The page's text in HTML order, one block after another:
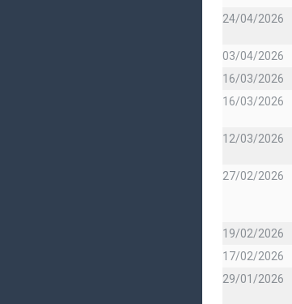
24/04/2026
03/04/2026
16/03/2026
16/03/2026
12/03/2026
27/02/2026
19/02/2026
17/02/2026
29/01/2026